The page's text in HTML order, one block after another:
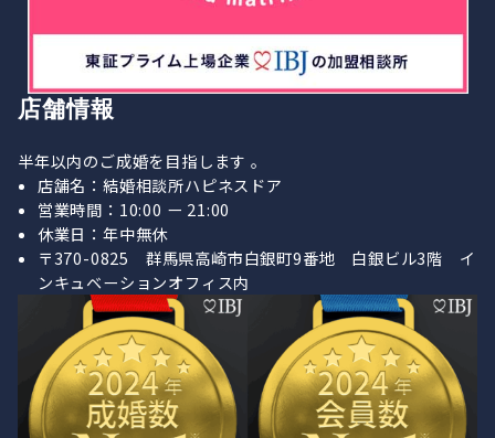
店舗情報
半年以内のご成婚を目指します 。
店舗名：結婚相談所ハピネスドア
営業時間：10:00 ー 21:00
休業日：年中無休
〒370-0825 群馬県高崎市白銀町9番地 白銀ビル3階 イ
ンキュベーションオフィス内